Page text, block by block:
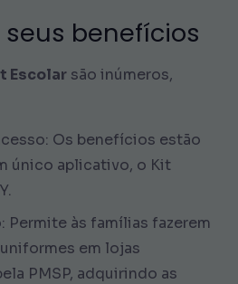
seus benefícios
Escolar são inúmeros,
Os benefícios estão
único aplicativo, o Kit
Permite às famílias fazerem
em lojas
PMSP, adquirindo as